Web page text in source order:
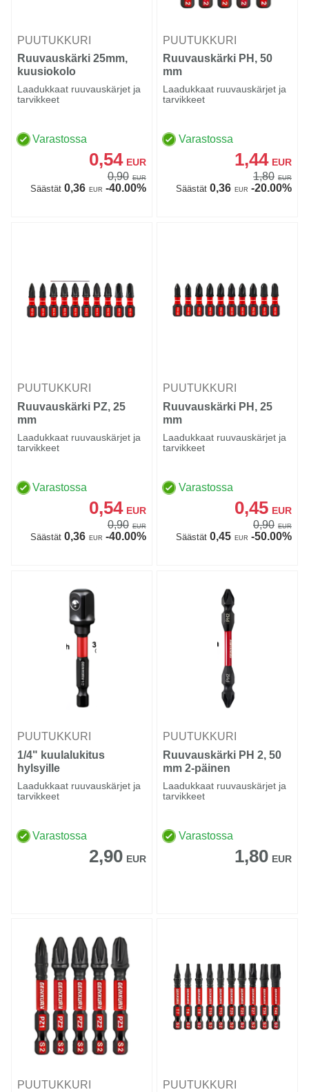
PUUTUKKURI
Ruuvauskärki 25mm,
kuusiokolo
Laadukkaat ruuvauskärjet ja
tarvikkeet
Varastossa
0,54 EUR
0,90 EUR
Säästät0,36 EUR -40.00%
PUUTUKKURI
Ruuvauskärki PH, 50
mm
Laadukkaat ruuvauskärjet ja
tarvikkeet
Varastossa
1,44 EUR
1,80 EUR
Säästät0,36 EUR -20.00%
PUUTUKKURI
Ruuvauskärki PZ, 25
mm
Laadukkaat ruuvauskärjet ja
tarvikkeet
Varastossa
0,54 EUR
0,90 EUR
Säästät0,36 EUR -40.00%
PUUTUKKURI
Ruuvauskärki PH, 25
mm
Laadukkaat ruuvauskärjet ja
tarvikkeet
Varastossa
0,45 EUR
0,90 EUR
Säästät0,45 EUR -50.00%
PUUTUKKURI
1/4" kuulalukitus
hylsyille
Laadukkaat ruuvauskärjet ja
tarvikkeet
Varastossa
2,90 EUR
PUUTUKKURI
Ruuvauskärki PH 2, 50
mm 2-päinen
Laadukkaat ruuvauskärjet ja
tarvikkeet
Varastossa
1,80 EUR
PUUTUKKURI
PUUTUKKURI